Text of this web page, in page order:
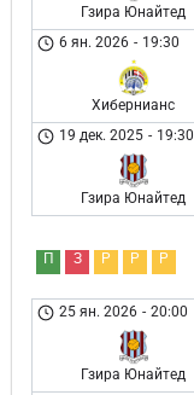
Гзира Юнайтед
6 ян. 2026 - 19:30
Хибернианс
19 дек. 2025 - 19:30
Гзира Юнайтед
П З Р Р Р
25 ян. 2026 - 20:00
Гзира Юнайтед